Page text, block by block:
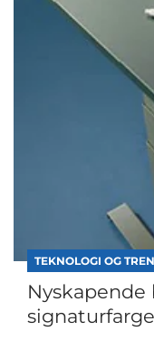
TEKNOLOGI OG
Nyskapende